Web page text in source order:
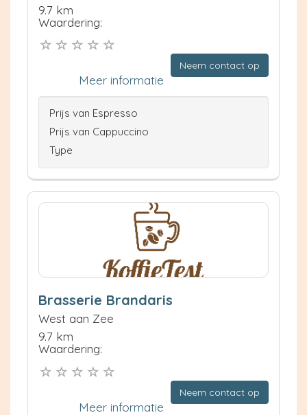
9.7 km
Waardering:
Neem contact op
Meer informatie
Prijs van Espresso
Prijs van Cappuccino
Type
Brasserie Brandaris
West aan Zee
9.7 km
Waardering:
Neem contact op
Meer informatie